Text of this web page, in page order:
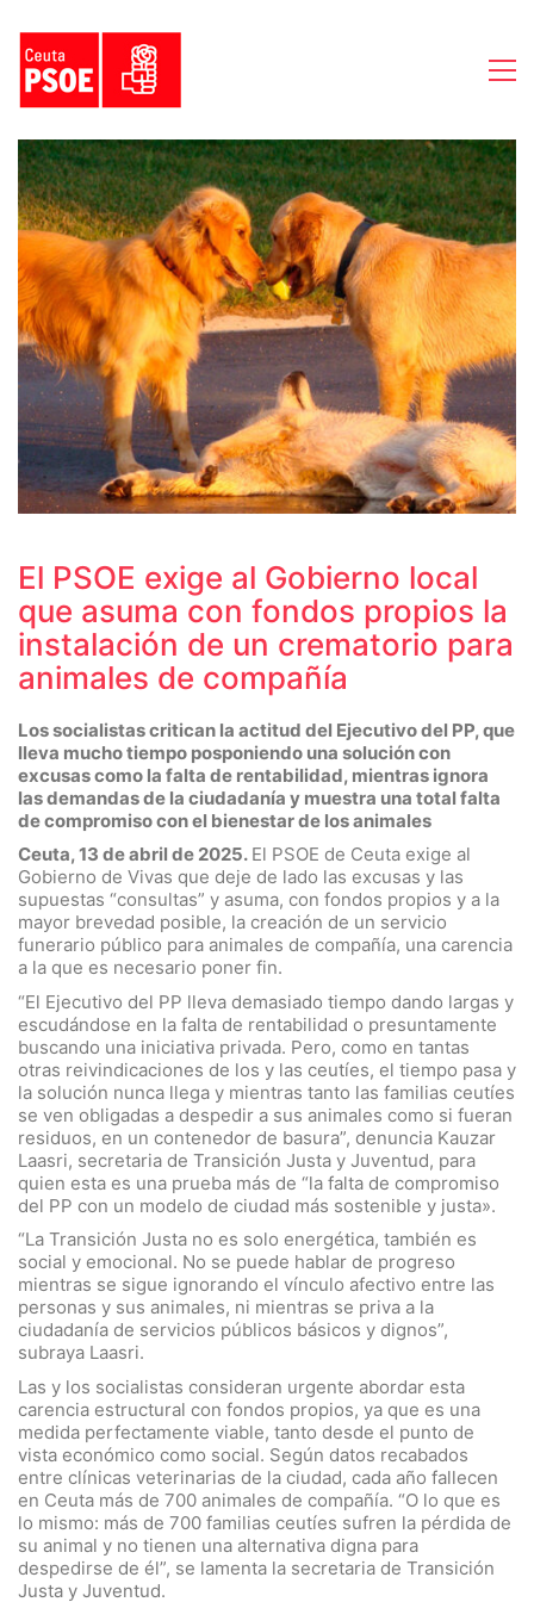
El PSOE exige al Gobierno local
que asuma con fondos propios la
instalación de un crematorio para
animales de compañía
Los socialistas critican la actitud del Ejecutivo del PP, que
lleva mucho tiempo posponiendo una solución con
excusas como la falta de rentabilidad, mientras ignora
las demandas de la ciudadanía y muestra una total falta
de compromiso con el bienestar de los animales
Ceuta, 13 de abril de 2025. El PSOE de Ceuta exige al
Gobierno de Vivas que deje de lado las excusas y las
supuestas “consultas” y asuma, con fondos propios y a la
mayor brevedad posible, la creación de un servicio
funerario público para animales de compañía, una carencia
a la que es necesario poner fin.
“El Ejecutivo del PP lleva demasiado tiempo dando largas y
escudándose en la falta de rentabilidad o presuntamente
buscando una iniciativa privada. Pero, como en tantas
otras reivindicaciones de los y las ceutíes, el tiempo pasa y
la solución nunca llega y mientras tanto las familias ceutíes
se ven obligadas a despedir a sus animales como si fueran
residuos, en un contenedor de basura”, denuncia Kauzar
Laasri, secretaria de Transición Justa y Juventud, para
quien esta es una prueba más de “la falta de compromiso
del PP con un modelo de ciudad más sostenible y justa».
“La Transición Justa no es solo energética, también es
social y emocional. No se puede hablar de progreso
mientras se sigue ignorando el vínculo afectivo entre las
personas y sus animales, ni mientras se priva a la
ciudadanía de servicios públicos básicos y dignos”,
subraya Laasri.
Las y los socialistas consideran urgente abordar esta
carencia estructural con fondos propios, ya que es una
medida perfectamente viable, tanto desde el punto de
vista económico como social. Según datos recabados
entre clínicas veterinarias de la ciudad, cada año fallecen
en Ceuta más de 700 animales de compañía. “O lo que es
lo mismo: más de 700 familias ceutíes sufren la pérdida de
su animal y no tienen una alternativa digna para
despedirse de él”, se lamenta la secretaria de Transición
Justa y Juventud.